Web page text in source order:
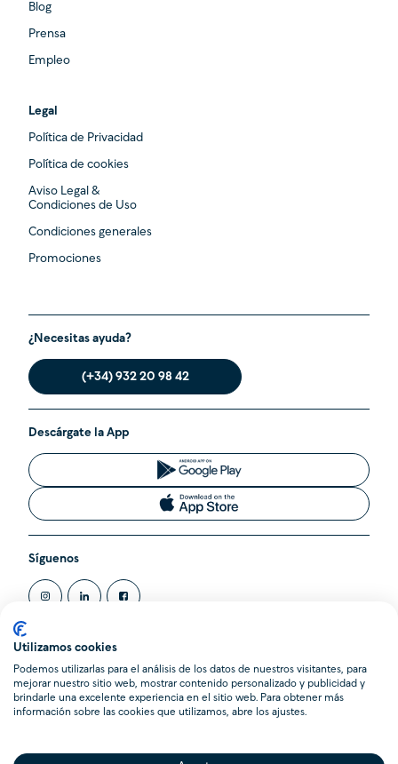
Blog
Prensa
Empleo
Legal
Política de Privacidad
Política de cookies
Aviso Legal &
Condiciones de Uso
Condiciones generales
Promociones
¿Necesitas ayuda?
(+34) 932 20 98 42
Descárgate la App
Síguenos
@2020 Cleverea SL. Todos los derechos reservados.
Cleverea es una Agencia de Suscripción inscrita en el Registro
Administrativo de la Dirección General de Seguros y Fondos de
Utilizamos cookies
Podemos utilizarlas para el análisis de los datos de nuestros visitantes, para
mejorar nuestro sitio web, mostrar contenido personalizado y publicidad y
brindarle una excelente experiencia en el sitio web. Para obtener más
información sobre las cookies que utilizamos, abre los ajustes.